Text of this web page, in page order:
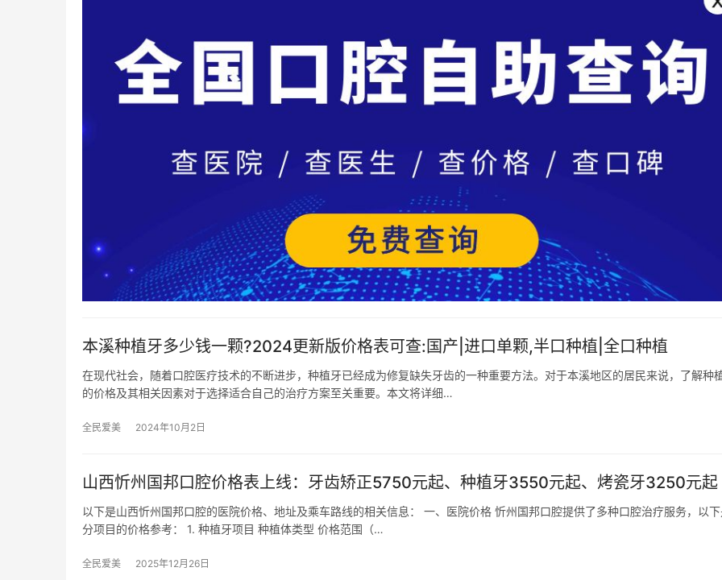
本溪种植牙多少钱一颗?2024更新版价格表可查:国产|进口单颗,半口种植|全口种植
在现代社会，随着口腔医疗技术的不断进步，种植牙已经成为修复缺失牙齿的一种重要方法。对于本溪地区的居民来说，了解种
的价格及其相关因素对于选择适合自己的治疗方案至关重要。本文将详细…
全民爱美 2024年10月2日
山西忻州国邦口腔价格表上线：牙齿矫正5750元起、种植牙3550元起、烤瓷牙3250元起
以下是山西忻州国邦口腔的医院价格、地址及乘车路线的相关信息： 一、医院价格 忻州国邦口腔提供了多种口腔治疗服务，以
分项目的价格参考： 1. 种植牙项目 种植体类型 价格范围（…
全民爱美 2025年12月26日